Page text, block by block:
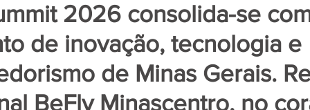
2026 consolida-se
de inovação, tecnologia e
de Minas Gerais.
BeFly Minascentro, no